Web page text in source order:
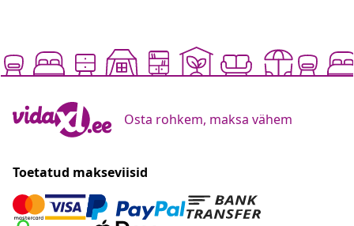
Osta rohkem, maksa vähem
Toetatud makseviisid